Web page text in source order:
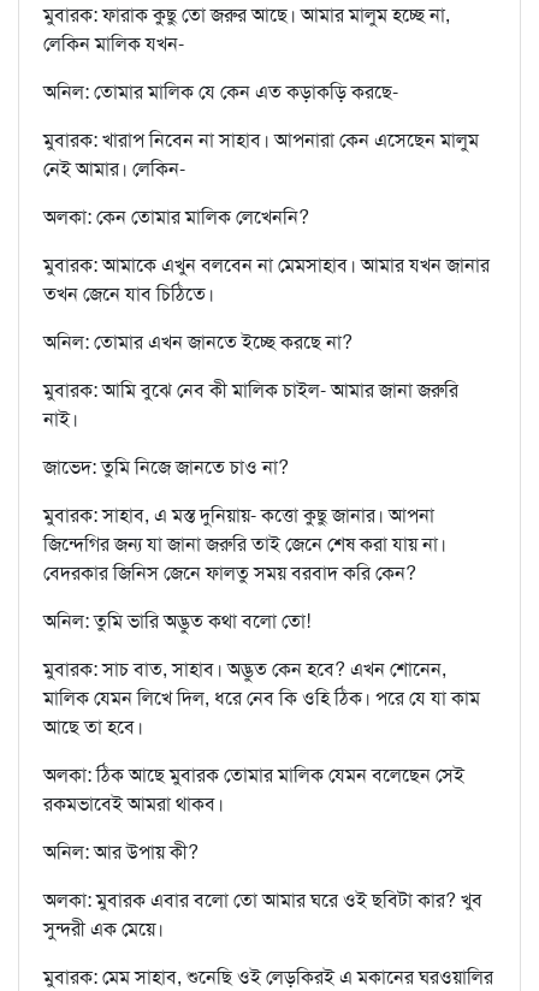
মুবারক: ফারাক কুছু তো জরুর আছে। আমার মালুম হচ্ছে না,
লেকিন মালিক যখন-
অনিল: তোমার মালিক যে কেন এত কড়াকড়ি করছে-
মুবারক: খারাপ নিবেন না সাহাব। আপনারা কেন এসেছেন মালুম
নেই আমার। লেকিন-
অলকা: কেন তোমার মালিক লেখেননি?
মুবারক: আমাকে এখুন বলবেন না মেমসাহাব। আমার যখন জানার
তখন জেনে যাব চিঠিতে।
অনিল: তোমার এখন জানতে ইচ্ছে করছে না?
মুবারক: আমি বুঝে নেব কী মালিক চাইল- আমার জানা জরুরি
নাই।
জাভেদ: তুমি নিজে জানতে চাও না?
মুবারক: সাহাব, এ মস্ত দুনিয়ায়- কত্তো কুছু জানার। আপনা
জিন্দেগির জন্য যা জানা জরুরি তাই জেনে শেষ করা যায় না।
বেদরকার জিনিস জেনে ফালতু সময় বরবাদ করি কেন?
অনিল: তুমি ভারি অদ্ভুত কথা বলো তো!
মুবারক: সাচ বাত, সাহাব। অদ্ভুত কেন হবে? এখন শোনেন,
মালিক যেমন লিখে দিল, ধরে নেব কি ওহি ঠিক। পরে যে যা কাম
আছে তা হবে।
অলকা: ঠিক আছে মুবারক তোমার মালিক যেমন বলেছেন সেই
রকমভাবেই আমরা থাকব।
অনিল: আর উপায় কী?
অলকা: মুবারক এবার বলো তো আমার ঘরে ওই ছবিটা কার? খুব
সুন্দরী এক মেয়ে।
মুবারক: মেম সাহাব, শুনেছি ওই লেড়কিরই এ মকানের ঘরওয়ালির